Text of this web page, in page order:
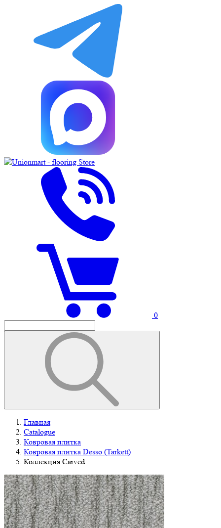
0
Главная
Catalogue
Ковровая плитка
Ковровая плитка Desso (Tarkett)
Коллекция Carved